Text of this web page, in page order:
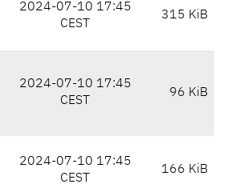
2024-07-10 17:45
CEST
315 KiB
2024-07-10 17:45
CEST
96 KiB
2024-07-10 17:45
CEST
166 KiB